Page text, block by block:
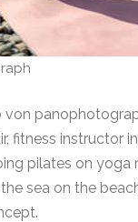
von
fitness instructor
pilates on yoga
sea on the